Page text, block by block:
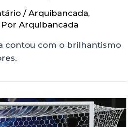
/ Arquibancada,
Arquibancada
contou com o brilhantismo